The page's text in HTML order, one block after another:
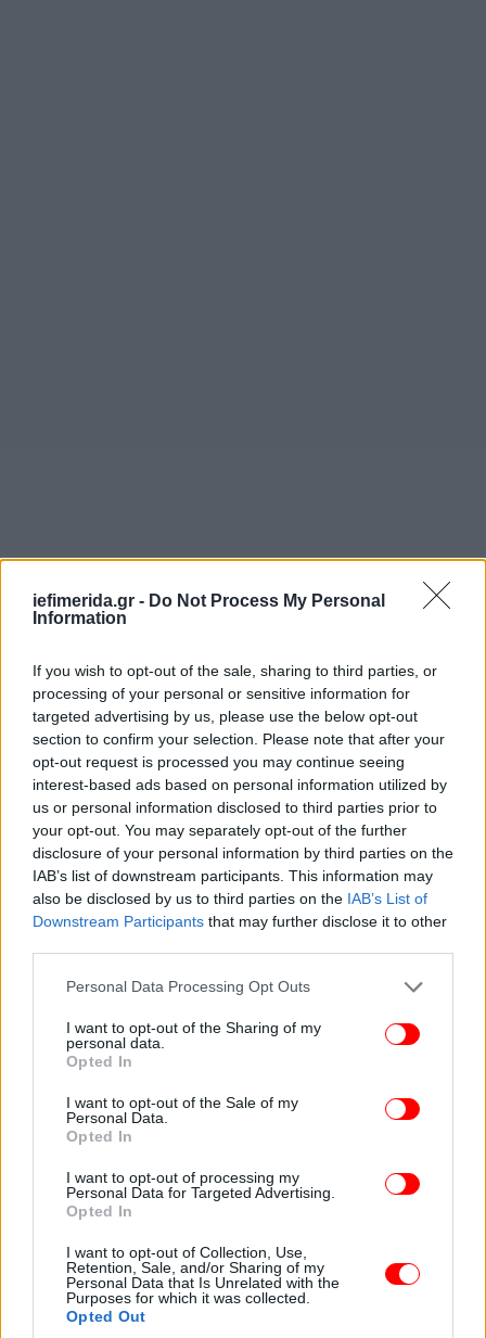
iefimerida.gr - Do Not Process My Personal
Information
If you wish to opt-out of the sale, sharing to third parties, or
processing of your personal or sensitive information for
targeted advertising by us, please use the below opt-out
section to confirm your selection. Please note that after your
opt-out request is processed you may continue seeing
interest-based ads based on personal information utilized by
us or personal information disclosed to third parties prior to
your opt-out. You may separately opt-out of the further
disclosure of your personal information by third parties on the
IAB’s list of downstream participants. This information may
also be disclosed by us to third parties on the IAB’s List of
Downstream Participants that may further disclose it to other
Please note that this website/app uses one or more Google
not limited to your visit or usage behaviour. You may click to
grant or deny consent to Google and its third-party tags to
use your data for below specified purposes in below Google
consent section.
Personal Data Processing Opt Outs
I want to opt-out of the Sharing of my
personal data.
Opted In
I want to opt-out of the Sale of my
Personal Data.
Opted In
I want to opt-out of processing my
Personal Data for Targeted Advertising.
Opted In
I want to opt-out of Collection, Use,
Retention, Sale, and/or Sharing of my
Personal Data that Is Unrelated with the
Purposes for which it was collected.
Opted Out
Καρπάτσιο με λαυράκι, τσίλι πιπεριές, λάδι, λεμόνι και αυγοτάραχο /
Παραγγείλαμε μεθυστικά κοκτέιλς και κυρίως ωμά,
κρύα πιάτα για να συνοδεύσουμε ελαφριά τα ποτά